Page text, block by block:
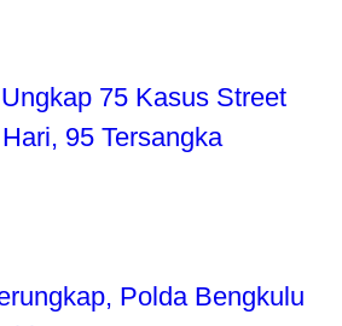
75 Kasus Street
95 Tersangka
Polda Bengkulu